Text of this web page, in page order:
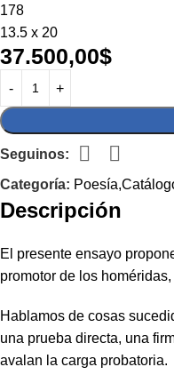
178
13.5 x 20
37.500,00$
Seguinos:
Categoría:
Descripción
El presente ensayo
promotor de los
Hablamos de cosas
una prueba directa, una
avalan la carga probatoria.